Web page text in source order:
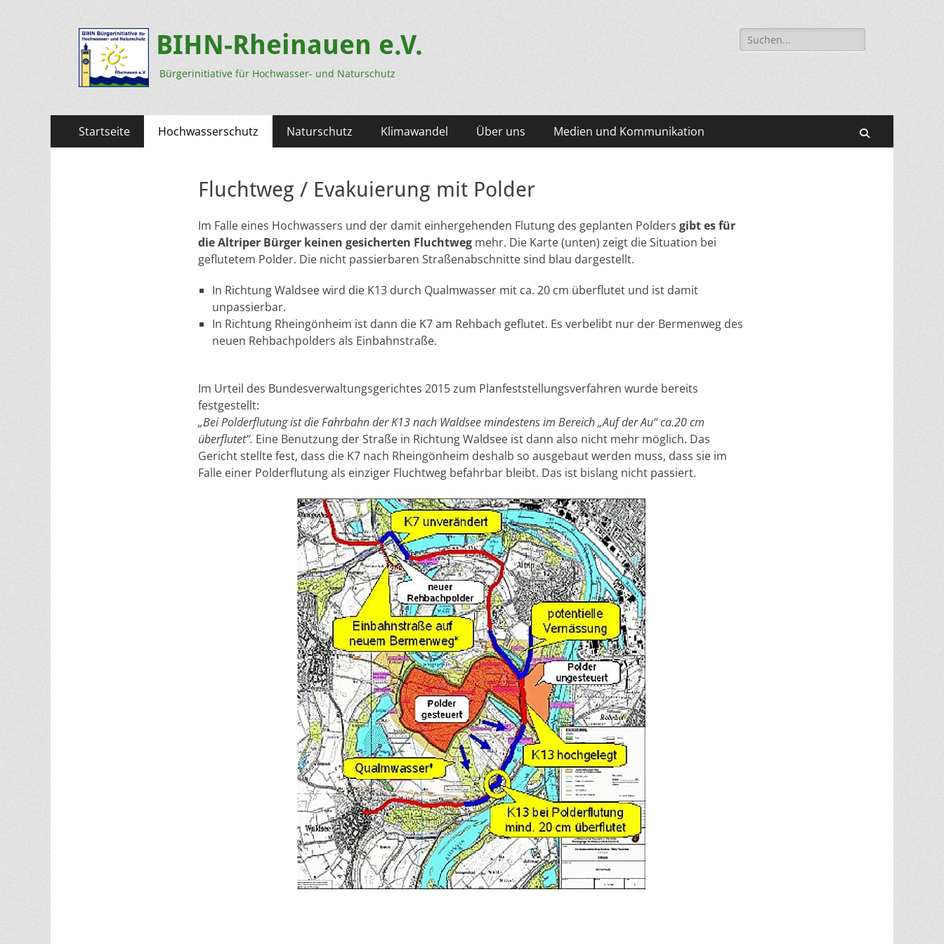
BIHN-Rheinauen e.V.
Bürgerinitiative für Hochwasser- und Naturschutz
Suchen
nach:
Primäres
Menü
Inhalt
Startseite Hochwasserschutz Naturschutz Klimawandel Über uns Medien und Kommunikation
Fluchtweg / Evakuierung mit Polder
Im Falle eines Hochwassers und der damit einhergehenden Flutung des geplanten Polders gibt es für
die Altriper Bürger keinen gesicherten Fluchtweg mehr. Die Karte (unten) zeigt die Situation bei
geflutetem Polder. Die nicht passierbaren Straßenabschnitte sind blau dargestellt.
In Richtung Waldsee wird die K13 durch Qualmwasser mit ca. 20 cm überflutet und ist damit
unpassierbar.
In Richtung Rheingönheim ist dann die K7 am Rehbach geflutet. Es verbelibt nur der Bermenweg des
neuen Rehbachpolders als Einbahnstraße.
Im Urteil des Bundesverwaltungsgerichtes 2015 zum Planfeststellungsverfahren wurde bereits
festgestellt:
„Bei Polderflutung ist die Fahrbahn der K13 nach Waldsee mindestens im Bereich „Auf der Au“ ca.20 cm
überflutet“. Eine Benutzung der Straße in Richtung Waldsee ist dann also nicht mehr möglich. Das
Gericht stellte fest, dass die K7 nach Rheingönheim deshalb so ausgebaut werden muss, dass sie im
Falle einer Polderflutung als einziger Fluchtweg befahrbar bleibt. Das ist bislang nicht passiert.